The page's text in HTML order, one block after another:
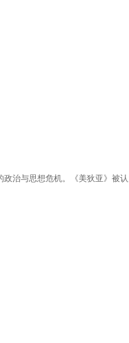
治与思想危机。《美狄亚》